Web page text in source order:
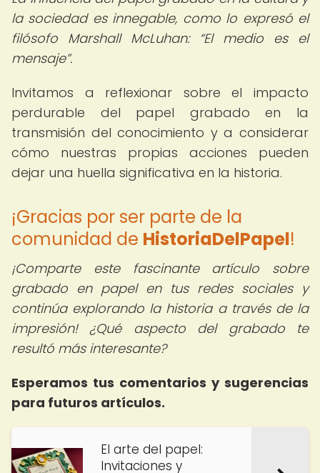
la sociedad es innegable, como lo expresó el
filósofo Marshall McLuhan:
El medio es el
mensaje .
Invitamos a reflexionar sobre el impacto
perdurable del papel grabado en la
transmisión del conocimiento y a considerar
cómo nuestras propias acciones pueden
dejar una huella significativa en la historia.
¡Gracias por ser parte de la
comunidad de HistoriaDelPapel!
¡Comparte este fascinante artículo sobre
grabado en papel en tus redes sociales y
continúa explorando la historia a través de la
impresión! ¿Qué aspecto del grabado te
resultó más interesante?
Esperamos tus comentarios y sugerencias
para futuros artículos.
El arte del papel:
Invitaciones y